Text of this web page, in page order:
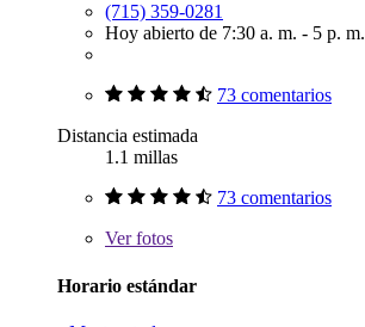
(715) 359-0281
Hoy abierto de 7:30 a. m. - 5 p. m.
73 comentarios
Distancia estimada
1.1 millas
73 comentarios
Verfotos
Horario estándar